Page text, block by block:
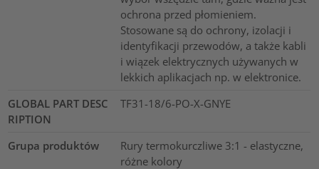
ochrona przed płomieniem.
Stosowane są do ochrony, izolacji i
identyfikacji przewodów, a także kabli
i wiązek elektrycznych używanych w
lekkich aplikacjach np. w elektronice.
GLOBAL PART DESC
RIPTION
TF31-18/6-PO-X-GNYE
Grupa produktów
Rury termokurczliwe 3:1 - elastyczne,
różne kolory